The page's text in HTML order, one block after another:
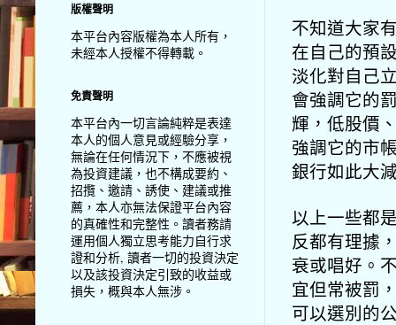
不知道大家
在自己的預
淡化對自己
會強調它的
輝，低股價
強調它的市
銀行如此大
以上一些都
反都有理據
衰或唱好。
宜但常被罰
可以選別的
版權聲明
本平台內容版權為本人所有，
未經本人授權不得轉載。
免責聲明
本平台內一切言論純粹是表達
本人的個人意見或經驗分享，
無論在任何情況下，不應被視
為投資建議，也不構成要約、
招攬、邀請、誘使、建議或推
薦，本人亦無法保證平台內容
的真確性和完整性。讀者務請
運用個人獨立思考能力自行求
證和分析, 讀者一切的投資決定
以及該投資決定引致的收益或
損失，概與本人無涉。